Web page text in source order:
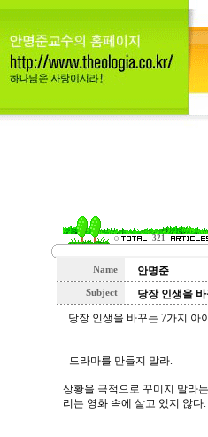
321
Name 안명준
Subject
당장 인생을
당장 인생을 바꾸는 7가지 아
- 드라마를 만들지 말라.
상황을 극적으로 꾸미지 말라
리는 영화 속에 살고 있지 않다.